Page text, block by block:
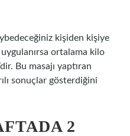
kişiden kişiye
ortalama kilo
Bu masajı yaptıran
sonuçlar gösterdiğini
2